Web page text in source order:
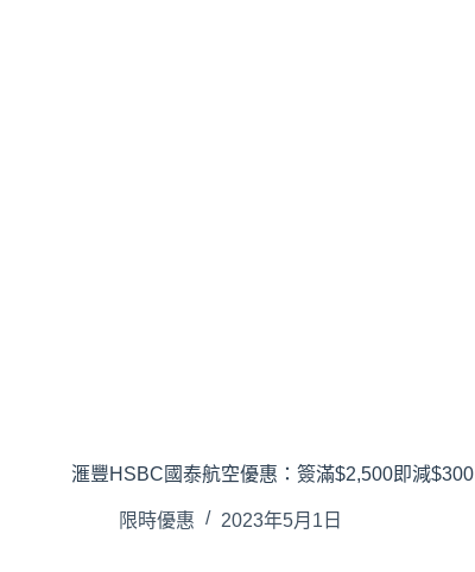
滙豐HSBC國泰航空優惠：簽滿$2,500即減$300
限時優惠 2023年5月1日